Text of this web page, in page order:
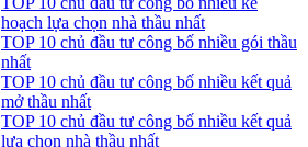
hoạch lựa chọn nhà thầu nhất
TOP 10 chủ đầu tư công bố nhiều gói thầu
nhất
TOP 10 chủ đầu tư công bố nhiều kết quả
mở thầu nhất
TOP 10 chủ đầu tư công bố nhiều kết quả
lựa chọn nhà thầu nhất